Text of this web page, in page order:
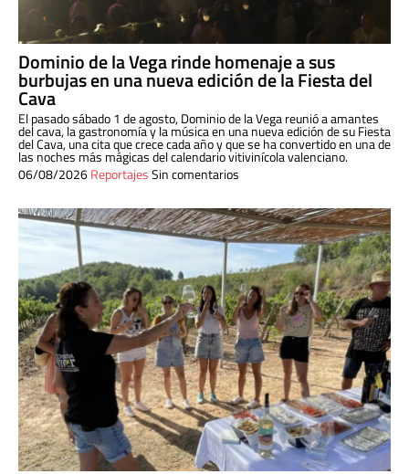
Dominio de la Vega rinde homenaje a sus
burbujas en una nueva edición de la Fiesta del
Cava
El pasado sábado 1 de agosto, Dominio de la Vega reunió a amantes
del cava, la gastronomía y la música en una nueva edición de su Fiesta
del Cava, una cita que crece cada año y que se ha convertido en una de
las noches más mágicas del calendario vitivinícola valenciano.
06/08/2026ReportajesSin comentarios